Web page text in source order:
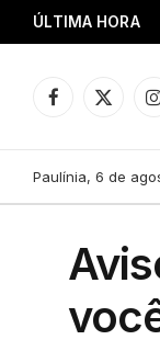
ÚLTIMA HORA
Facebook
X
Paulínia, 6 de